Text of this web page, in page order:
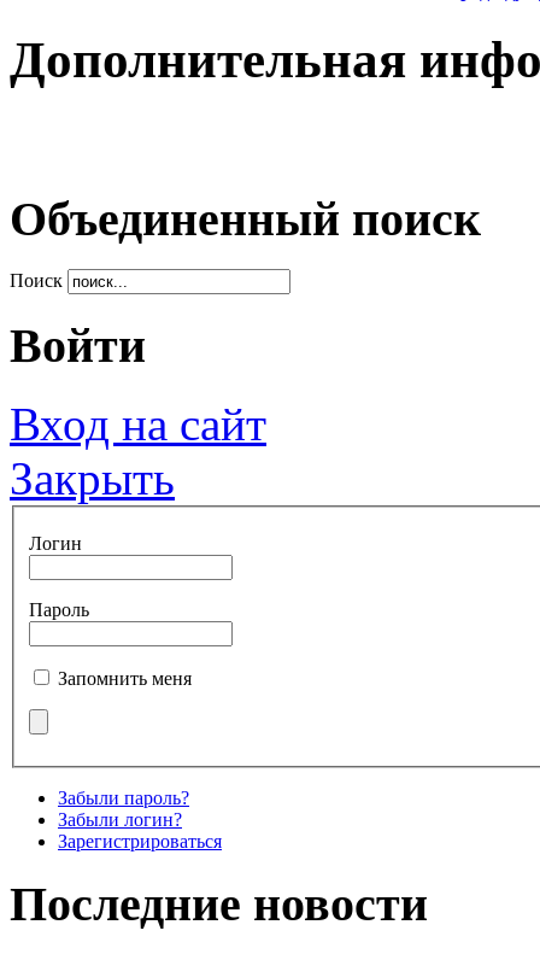
Дополнительная
Объединенный поиск
Поиск
Войти
Вход на сайт
Закрыть
Логин
Пароль
Запомнить меня
Забыли пароль?
Забыли логин?
Зарегистрироваться
Последние новости